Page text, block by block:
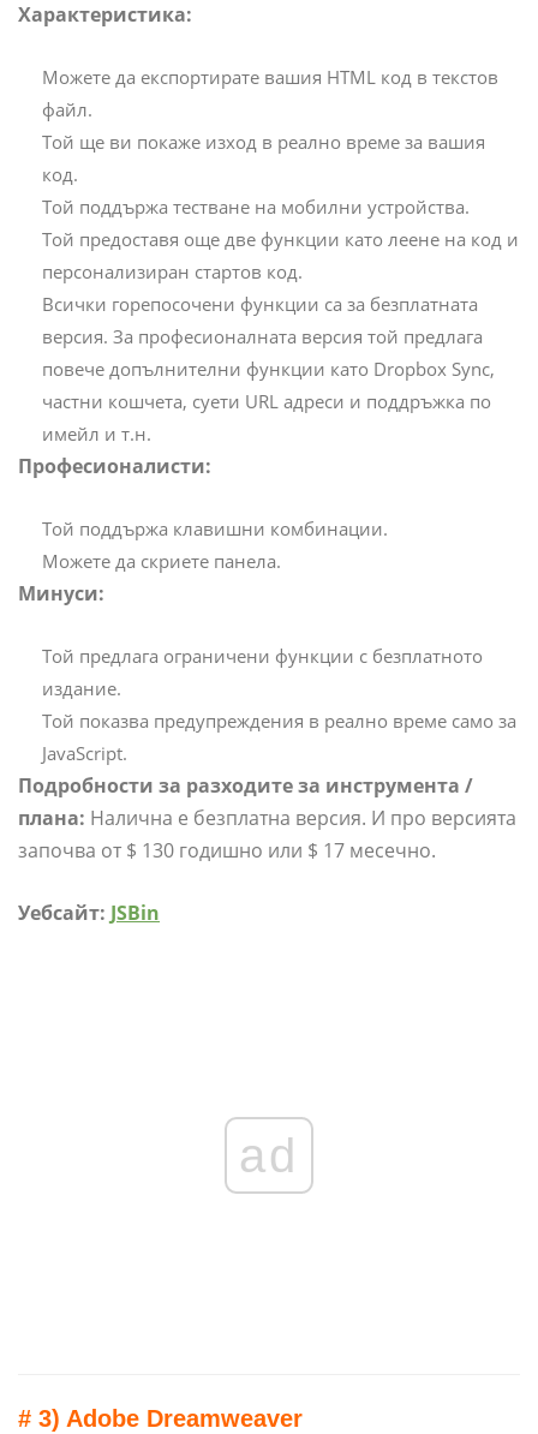
Характеристика:
Можете да експортирате вашия HTML код в текстов
файл.
Той ще ви покаже изход в реално време за вашия
код.
Той поддържа тестване на мобилни устройства.
Той предоставя още две функции като леене на код и
персонализиран стартов код.
Всички горепосочени функции са за безплатната
версия. За професионалната версия той предлага
повече допълнителни функции като Dropbox Sync,
частни кошчета, суети URL адреси и поддръжка по
имейл и т.н.
Професионалисти:
Той поддържа клавишни комбинации.
Можете да скриете панела.
Минуси:
Той предлага ограничени функции с безплатното
издание.
Той показва предупреждения в реално време само за
JavaScript.
Подробности за разходите за инструмента /
плана: Налична е безплатна версия. И про версията
започва от $ 130 годишно или $ 17 месечно.
Уебсайт: JSBin
ad
# 3) Adobe Dreamweaver